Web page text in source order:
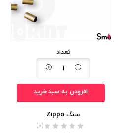
تعداد
افزودن به سبد خرید
سنگ Zippo
(0)